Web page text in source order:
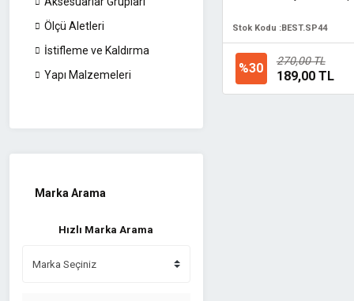
Ölçü Aletleri
İstifleme ve Kaldırma
Yapı Malzemeleri
Marka Arama
Hızlı Marka Arama
Stok Kodu :BEST.SP44
%30 270,00 TL
189,00 TL